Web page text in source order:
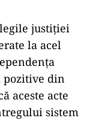
justiției
la acel
din
aceste acte
sistem